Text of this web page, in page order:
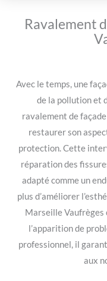
Ravalement
Avec le temps, une
de la pollution et
ravalement de
restaurer son
protection. Cette
réparation des
adapté comme un
plus d’améliorer
Marseille Vaufrèges
l’apparition de
professionnel, il
aux